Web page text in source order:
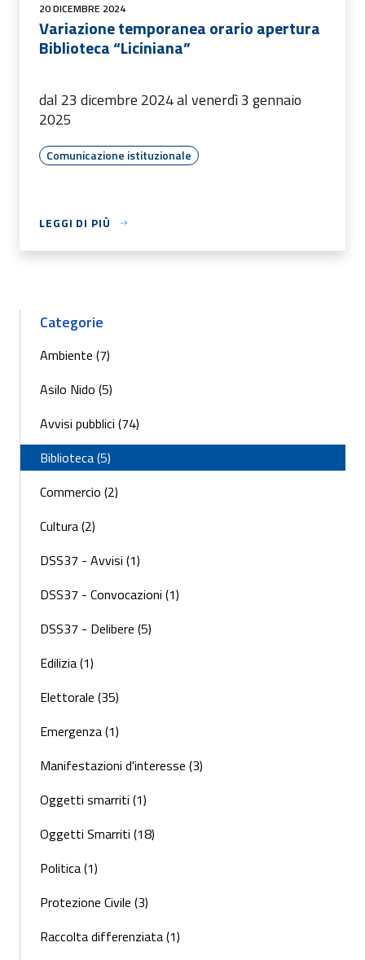
20 DICEMBRE 2024
Variazione temporanea orario apertura
Biblioteca “Liciniana”
dal 23 dicembre 2024 al venerdì 3 gennaio
2025
Comunicazione istituzionale
LEGGI DI PIÙ
Categorie
Ambiente (7)
Asilo Nido (5)
Avvisi pubblici (74)
Biblioteca (5)
Commercio (2)
Cultura (2)
DSS37 - Avvisi (1)
DSS37 - Convocazioni (1)
DSS37 - Delibere (5)
Edilizia (1)
Elettorale (35)
Emergenza (1)
Manifestazioni d'interesse (3)
Oggetti smarriti (1)
Oggetti Smarriti (18)
Politica (1)
Protezione Civile (3)
Raccolta differenziata (1)